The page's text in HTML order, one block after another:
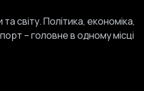
світу. Політика, економіка,
– головне в одному місці